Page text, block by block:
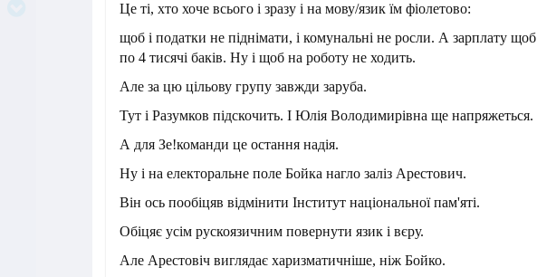
Це ті, хто хоче всього і зразу і на мову/язик їм фіолетово:
щоб і податки не піднімати, і комунальні не росли. А зарплату щоб
по 4 тисячі баків. Ну і щоб на роботу не ходить.
Але за цю цільову групу завжди заруба.
Тут і Разумков підскочить. І Юлія Володимирівна ще напряжеться.
А для Зе!команди це остання надія.
Ну і на електоральне поле Бойка нагло заліз Арестович.
Він ось пообіцяв відмінити Інститут національної пам'яті.
Обіцяє усім рускоязичним повернути язик і вєру.
Але Арестовіч виглядає харизматичніше, ніж Бойко.